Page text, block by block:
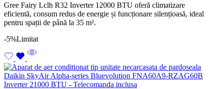
Gree Fairy Lclh R32 Inverter 12000 BTU oferă climatizare
eficientă, consum redus de energie și funcționare silențioasă, ideal
pentru spații de până la 35 m².
-5%Limitat